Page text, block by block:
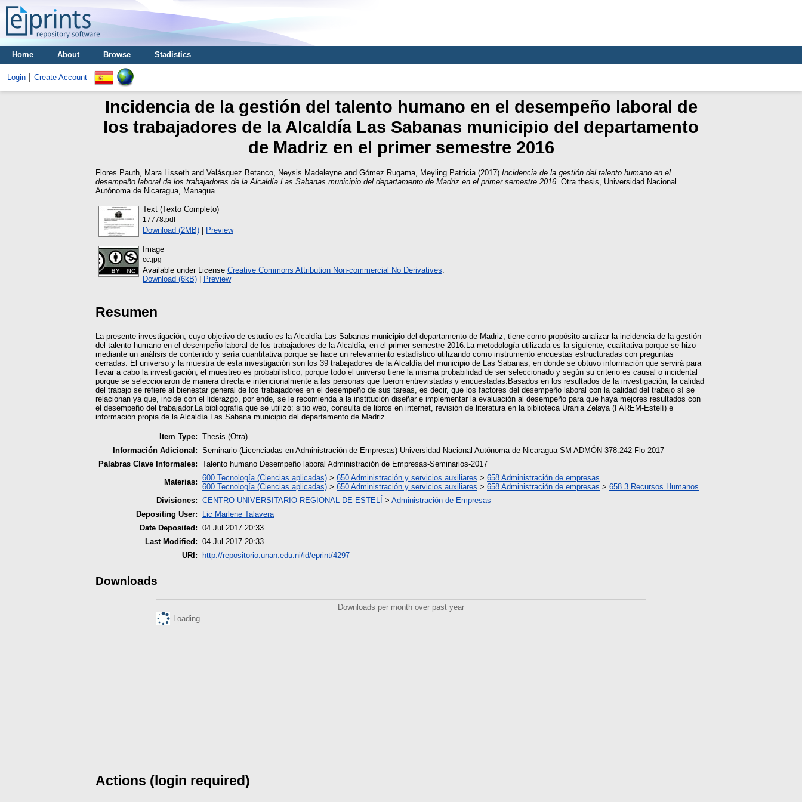
Home About Browse Stadistics
Login Create Account
Incidencia de la gestión del talento humano en el desempeño laboral de
los trabajadores de la Alcaldía Las Sabanas municipio del departamento
de Madriz en el primer semestre 2016
Flores Pauth, Mara Lisseth and Velásquez Betanco, Neysis Madeleyne and Gómez Rugama, Meyling Patricia (2017) Incidencia de la gestión del talento humano en el
desempeño laboral de los trabajadores de la Alcaldía Las Sabanas municipio del departamento de Madriz en el primer semestre 2016. Otra thesis, Universidad Nacional
Autónoma de Nicaragua, Managua.
Text (Texto Completo)
17778.pdf
Download (2MB) | Preview
Image
cc.jpg
Available under License Creative Commons Attribution Non-commercial No Derivatives
Download (6kB) | Preview
Resumen
La presente investigación, cuyo objetivo de estudio es la Alcaldía Las Sabanas municipio del departamento de Madriz, tiene como propósito analizar la incidencia de la gestión
del talento humano en el desempeño laboral de los trabajadores de la Alcaldía, en el primer semestre 2016.La metodología utilizada es la siguiente, cualitativa porque se hizo
mediante un análisis de contenido y sería cuantitativa porque se hace un relevamiento estadístico utilizando como instrumento encuestas estructuradas con preguntas
cerradas. El universo y la muestra de esta investigación son los 39 trabajadores de la Alcaldía del municipio de Las Sabanas, en donde se obtuvo información que servirá para
llevar a cabo la investigación, el muestreo es probabilístico, porque todo el universo tiene la misma probabilidad de ser seleccionado y según su criterio es causal o incidental
porque se seleccionaron de manera directa e intencionalmente a las personas que fueron entrevistadas y encuestadas.Basados en los resultados de la investigación, la calidad
del trabajo se refiere al bienestar general de los trabajadores en el desempeño de sus tareas, es decir, que los factores del desempeño laboral con la calidad del trabajo sí se
relacionan ya que, incide con el liderazgo, por ende, se le recomienda a la institución diseñar e implementar la evaluación al desempeño para que haya mejores resultados con
el desempeño del trabajador.La bibliografía que se utilizó: sitio web, consulta de libros en internet, revisión de literatura en la biblioteca Urania Zelaya (FAREM-Estelí) e
información propia de la Alcaldía Las Sabana municipio del departamento de Madriz.
Item Type: Thesis (Otra)
Información Adicional: Seminario-(Licenciadas en Administración de Empresas)-Universidad Nacional Autónoma de Nicaragua SM ADMÓN 378.242 Flo 2017
Palabras Clave Informales: Talento humano Desempeño laboral Administración de Empresas-Seminarios-2017
Materias: 600 Tecnología (Ciencias aplicadas) > 650 Administración y servicios auxiliares > 658 Administración de empresas
600 Tecnología (Ciencias aplicadas) > 650 Administración y servicios auxiliares > 658 Administración de empresas > 658.3 Recursos Humanos
Divisiones: CENTRO UNIVERSITARIO REGIONAL DE ESTELÍ > Administración de Empresas
Depositing User:
Lic Marlene Talavera
Date Deposited: 04 Jul 2017 20:33
Last Modified: 04 Jul 2017 20:33
URI:
http://repositorio.unan.edu.ni/id/eprint/4297
Downloads
Downloads per month over past year
Loading...
Actions (login required)